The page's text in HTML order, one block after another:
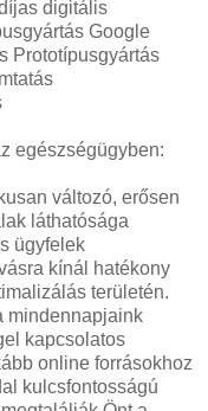
digitális
Google
Prototípusgyártás
egészségügyben:
változó, erősen
láthatósága
ügyfelek
kínál hatékony
területén.
mindennapjaink
kapcsolatos
online forrásokhoz
kulcsfontosságú